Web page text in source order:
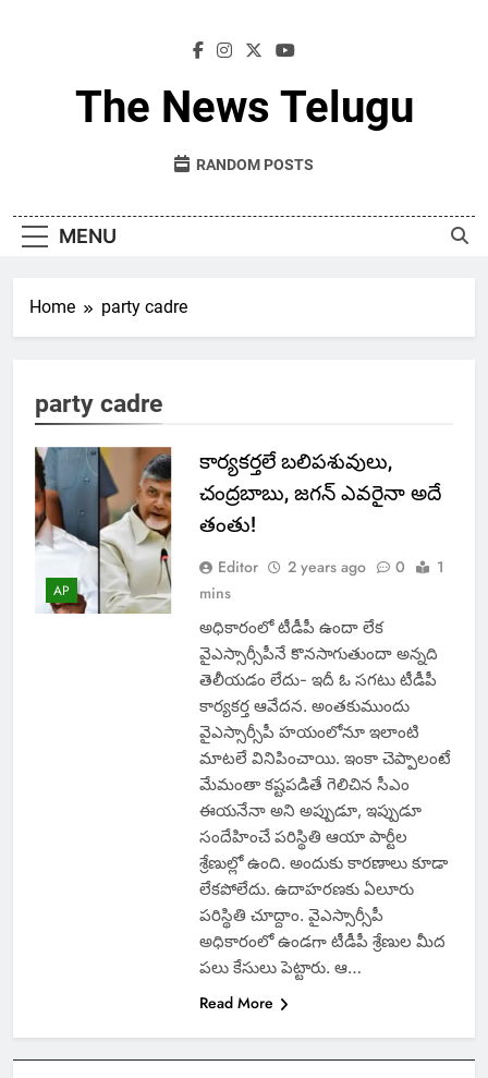
The News Telugu
RANDOM POSTS
MENU
Home party cadre
party cadre
AP
కార్యకర్తలే బలిపశువులు,
చంద్రబాబు, జగన్ ఎవరైనా అదే
తంతు!
Editor 2 years ago 0
1
mins
అధికారంలో టీడీపీ ఉందా లేక
వైఎస్సార్సీపీనే కొనసాగుతుందా అన్నది
తెలీయడం లేదు- ఇదీ ఓ సగటు టీడీపీ
కార్యకర్త ఆవేదన. అంతకుముందు
వైఎస్సార్సీపీ హయంలోనూ ఇలాంటి
మాటలే వినిపించాయి. ఇంకా చెప్పాలంటే
మేమంతా కష్టపడితే గెలిచిన సీఎం
ఈయనేనా అని అప్పుడూ, ఇప్పుడూ
సందేహించే పరిస్థితి ఆయా పార్టీల
శ్రేణుల్లో ఉంది. అందుకు కారణాలు కూడా
లేకపోలేదు. ఉదాహరణకు ఏలూరు
పరిస్థితి చూద్దాం. వైఎస్సార్సీపీ
అధికారంలో ఉండగా టీడీపీ శ్రేణుల మీద
పలు కేసులు పెట్టారు. ఆ…
Read More